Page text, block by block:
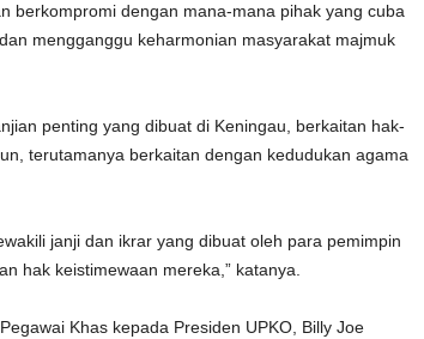
berkompromi dengan mana-mana pihak yang cuba
mengganggu keharmonian masyarakat majmuk
penting yang dibuat di Keningau, berkaitan hak-
terutamanya berkaitan dengan kedudukan agama
janji dan ikrar yang dibuat oleh para pemimpin
hak keistimewaan mereka,” katanya.
Khas kepada Presiden UPKO, Billy Joe